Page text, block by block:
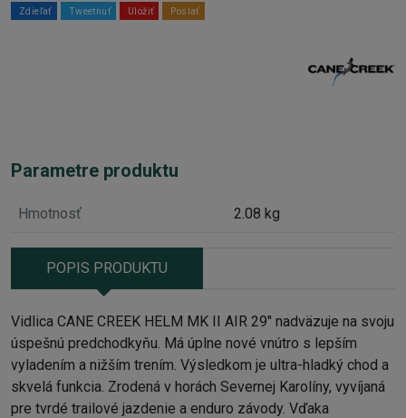
Zdieľať Tweetnuť Uložiť Poslať
Parametre produktu
Hmotnosť 2.08 kg
POPIS PRODUKTU
Vidlica CANE CREEK HELM MK II AIR 29" nadväzuje na svoju
úspešnú predchodkyňu. Má úplne nové vnútro s lepším
vyladením a nižším trením. Výsledkom je ultra-hladký chod a
skvelá funkcia. Zrodená v horách Severnej Karolíny, vyvíjaná
pre tvrdé trailové jazdenie a enduro závody. Vďaka